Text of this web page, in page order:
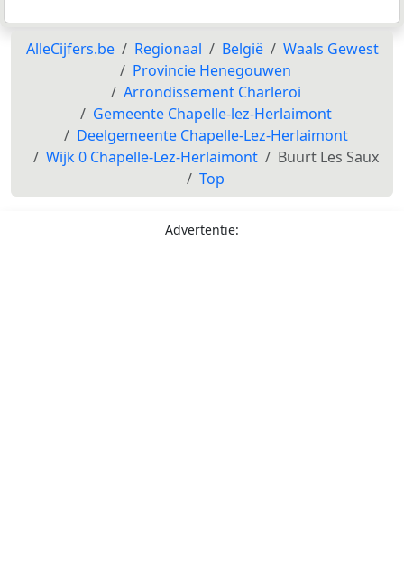
AlleCijfers.be Regionaal België
Waals Gewest
Provincie Henegouwen
Arrondissement Charleroi
Gemeente Chapelle-lez-Herlaimont
Deelgemeente Chapelle-Lez-Herlaimont
Wijk 0 Chapelle-Lez-Herlaimont
Buurt Les Saux
Top
Advertentie: